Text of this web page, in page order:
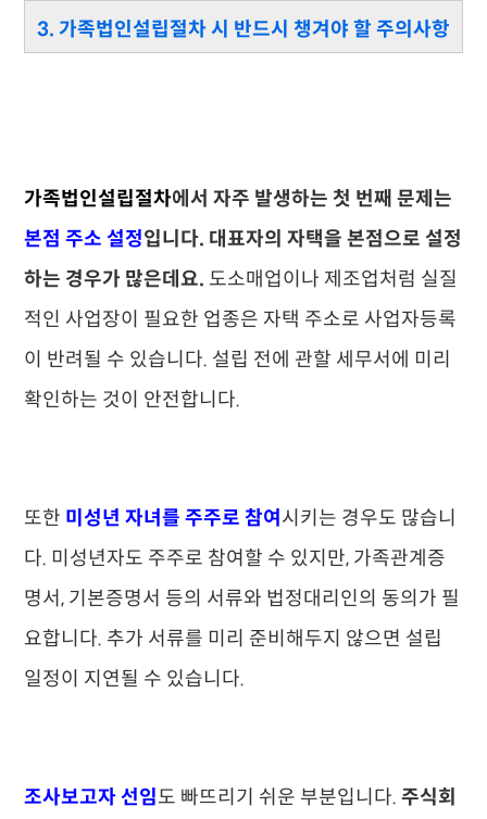
3. 가족법인설립절차 시 반드시 챙겨야 할 주의사항
가족법인설립절차에서 자주 발생하는 첫 번째 문제는
본점 주소 설정입니다. 대표자의 자택을 본점으로 설정
하는 경우가 많은데요. 도소매업이나 제조업처럼 실질
적인 사업장이 필요한 업종은 자택 주소로 사업자등록
이 반려될 수 있습니다. 설립 전에 관할 세무서에 미리
확인하는 것이 안전합니다.
또한 미성년 자녀를 주주로 참여 시키는 경우도 많습니
다. 미성년자도 주주로 참여할 수 있지만, 가족관계증
명서, 기본증명서 등의 서류와 법정대리인의 동의가 필
요합니다. 추가 서류를 미리 준비해두지 않으면 설립
일정이 지연될 수 있습니다.
조사보고자 선임도 빠뜨리기 쉬운 부분입니다. 주식회